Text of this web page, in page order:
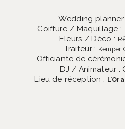
Wedding planner
Coiffure / Maquillage :
Fleurs / Déco :
Traiteur : Kemper
Officiante de
DJ / Animateur :
Lieu de réception :